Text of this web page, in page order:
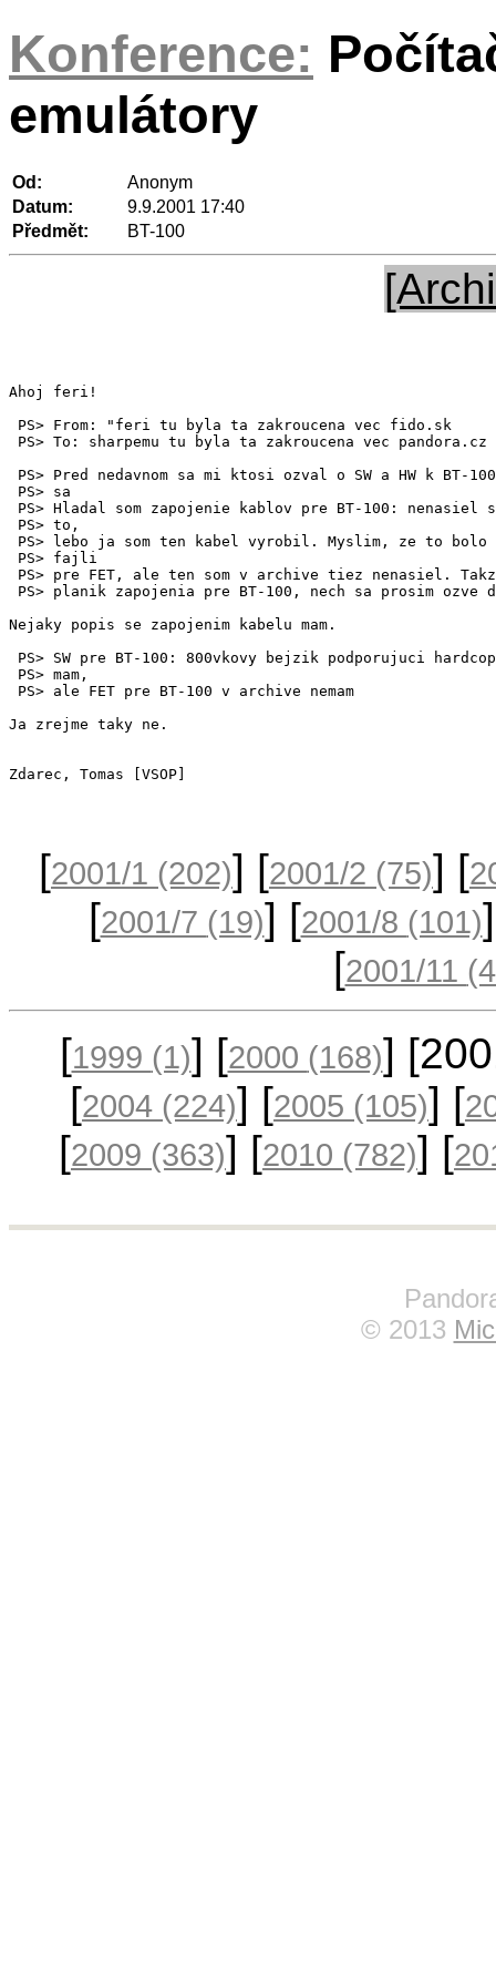
Konference:
emulátory
Od:
Anonym
Datum:
9.9.2001 17:40
Předmět:
BT-100
Ahoj feri!
PS> From: "feri tu byla ta zakroucena vec fido.sk
PS> To: sharpemu tu byla ta zakroucena vec pandora.cz
PS> Pred nedavnom sa mi ktosi ozval o SW a HW k BT-
PS> sa
PS> Hladal som zapojenie kablov pre BT-100: nenasiel
PS> to,
PS> lebo ja som ten kabel vyrobil. Myslim, ze to
PS> fajli
PS> pre FET, ale ten som v archive tiez nenasiel.
PS> planik zapojenia pre BT-100, nech sa prosim
Nejaky popis se zapojenim kabelu mam.
PS> SW pre BT-100: 800vkovy bejzik podporujuci
PS> mam,
PS> ale FET pre BT-100 v archive nemam
Ja zrejme taky ne.
Zdarec, Tomas [VSOP]
[2001/1 (202)] [2001/2 (75)] [
[2001/7 (19)] [2001/8 (101)
[2001/11
[1999 (1)] [2000 (168)]
[2004 (224)] [2005 (105)] [
[2009 (363)] [2010 (782)] [
© 2013